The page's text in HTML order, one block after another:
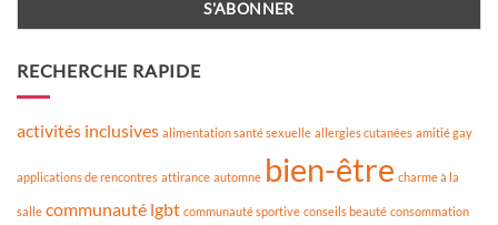
RECHERCHE RAPIDE
activités inclusives alimentation santé sexuelle allergies cutanées amitié gay
applications de rencontres attirance automne bien-être charme à la
salle communauté lgbt communauté sportive conseils beauté consommation